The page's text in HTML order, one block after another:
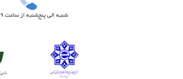
شنبه الی پنج‌شنبه از ساعت 9 صبح